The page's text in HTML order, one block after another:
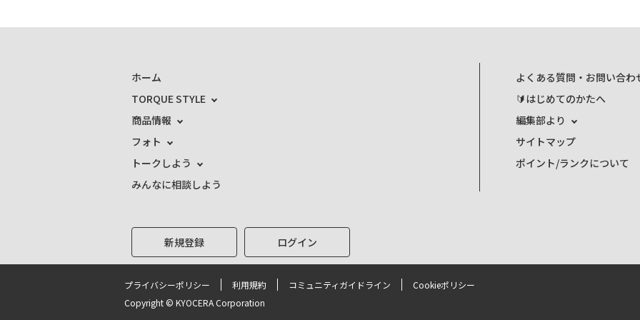
ホーム
TORQUE STYLE
商品情報
フォト
トークしよう
みんなに相談しよう
よくある質問・お問い合わ
🔰はじめてのかたへ
編集部より
サイトマップ
ポイント/ランクについて
新規登録 ログイン
プライバシーポリシー 利用規約 コミュニティガイドライン
Cookieポリシー
Copyright © KYOCERA Corporation